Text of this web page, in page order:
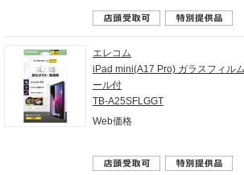
エレコム
iPad mini(A17 Pro) ガラスフィル
ール付
TB-A25SFLGGT
Web価格